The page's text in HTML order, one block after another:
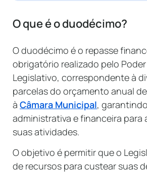
O que é o duodécimo?
O duodécimo é o repasse
obrigatório realizado pelo
Legislativo, correspondente à
parcelas do orçamento anual
à Câmara Municipal,
administrativa e financeira para
suas atividades.
O objetivo é permitir que o
de recursos para custear suas